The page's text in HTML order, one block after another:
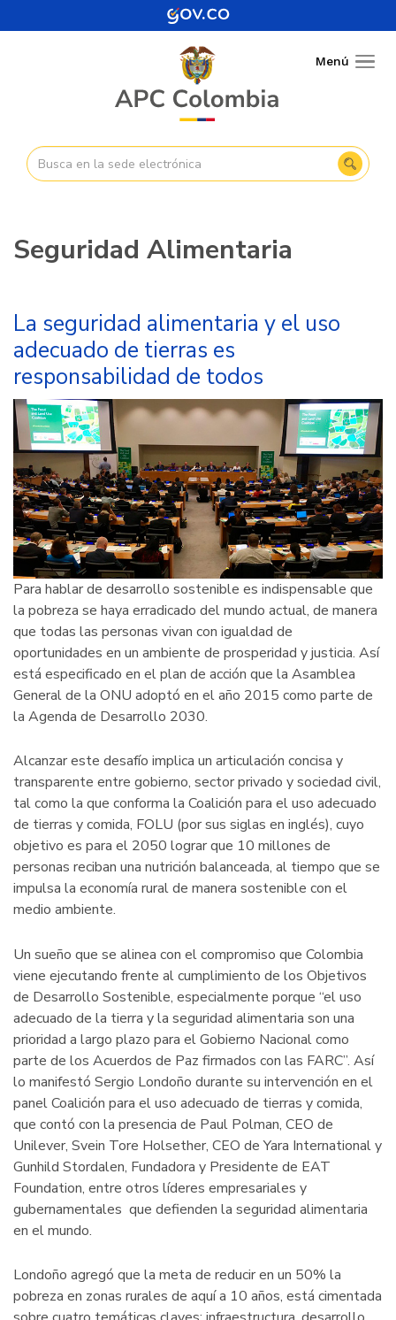
al
Menú
Seguridad Alimentaria
La seguridad alimentaria y el uso
adecuado de tierras es
responsabilidad de todos
Para hablar de desarrollo sostenible es indispensable que
la pobreza se haya erradicado del mundo actual, de manera
que todas las personas vivan con igualdad de
oportunidades en un ambiente de prosperidad y justicia. Así
está especificado en el plan de acción que la Asamblea
General de la ONU adoptó en el año 2015 como parte de
la Agenda de Desarrollo 2030.
Alcanzar este desafío implica un articulación concisa y
transparente entre gobierno, sector privado y sociedad civil,
tal como la que conforma la Coalición para el uso adecuado
de tierras y comida, FOLU (por sus siglas en inglés), cuyo
objetivo es para el 2050 lograr que 10 millones de
personas reciban una nutrición balanceada, al tiempo que se
impulsa la economía rural de manera sostenible con el
medio ambiente.
Un sueño que se alinea con el compromiso que Colombia
viene ejecutando frente al cumplimiento de los Objetivos
de Desarrollo Sostenible, especialmente porque “el uso
adecuado de la tierra y la seguridad alimentaria son una
prioridad a largo plazo para el Gobierno Nacional como
parte de los Acuerdos de Paz firmados con las FARC”. Así
lo manifestó Sergio Londoño durante su intervención en el
panel Coalición para el uso adecuado de tierras y comida,
que contó con la presencia de Paul Polman, CEO de
Unilever, Svein Tore Holsether, CEO de Yara International y
Gunhild Stordalen, Fundadora y Presidente de EAT
Foundation, entre otros líderes empresariales y
gubernamentales que defienden la seguridad alimentaria
en el mundo.
Londoño agregó que la meta de reducir en un 50% la
pobreza en zonas rurales de aquí a 10 años, está cimentada